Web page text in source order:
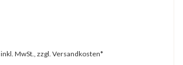
inkl. MwSt., zzgl. Versandkosten*